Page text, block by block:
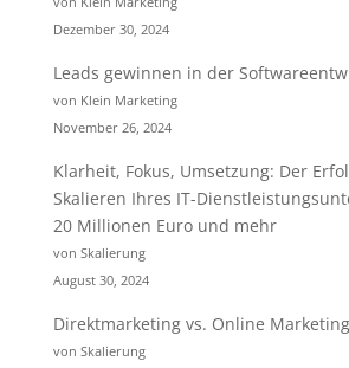
Dezember 30, 2024
Leads gewinnen in der
von Klein Marketing
November 26, 2024
Klarheit, Fokus, Umsetzung: Der
Skalieren Ihres IT-
20 Millionen Euro und mehr
von Skalierung
August 30, 2024
Direktmarketing vs. Online Marketing
von Skalierung